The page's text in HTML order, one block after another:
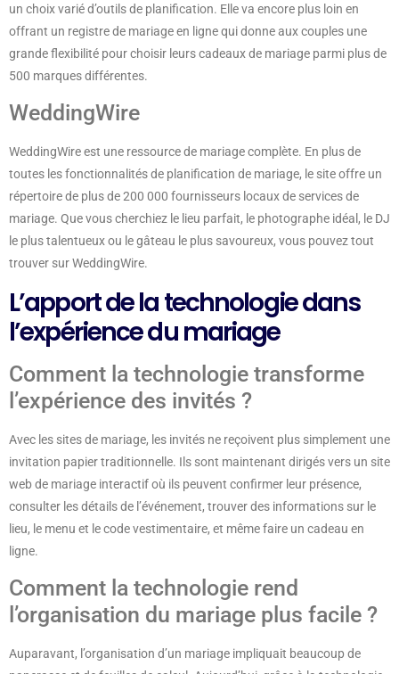
un choix varié d’outils de planification. Elle va encore plus loin en
offrant un registre de mariage en ligne qui donne aux couples une
grande flexibilité pour choisir leurs cadeaux de mariage parmi plus de
500 marques différentes.
WeddingWire
WeddingWire est une ressource de mariage complète. En plus de
toutes les fonctionnalités de planification de mariage, le site offre un
répertoire de plus de 200 000 fournisseurs locaux de services de
mariage. Que vous cherchiez le lieu parfait, le photographe idéal, le DJ
le plus talentueux ou le gâteau le plus savoureux, vous pouvez tout
trouver sur WeddingWire.
L’apport de la technologie dans
l’expérience du mariage
Comment la technologie transforme
l’expérience des invités ?
Avec les sites de mariage, les invités ne reçoivent plus simplement une
invitation papier traditionnelle. Ils sont maintenant dirigés vers un site
web de mariage interactif où ils peuvent confirmer leur présence,
consulter les détails de l’événement, trouver des informations sur le
lieu, le menu et le code vestimentaire, et même faire un cadeau en
ligne.
Comment la technologie rend
l’organisation du mariage plus facile ?
Auparavant, l’organisation d’un mariage impliquait beaucoup de